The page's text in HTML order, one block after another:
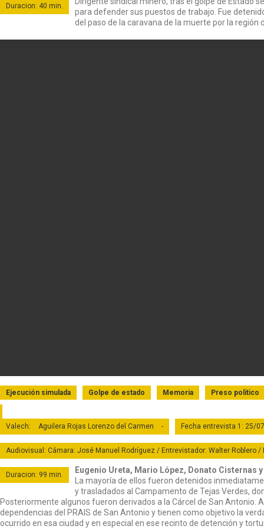
Duracion: 40 min.
para defender sus puestos de trabajo. Fue
del paso de la caravana de la muerte por la región
Ejecución simulada Golpe de estado Memoria Preso político
Valech: Aguilera Rojas Lorenzo del Carmen - Fecha entrevista 1: 25/
Audiovisual: Cámara: José Manuel Rodríguez / Entrevistador: Walter
Duracion: 99 min.
Eugenio Ureta, Mario López, Donato Cisternas
La mayoría de ellos fueron detenidos
y trasladados al Campamento de Tejas Verdes,
Posteriormente algunos fueron derivados a la Cárcel de San Antonio.
dependencias del PRAIS de San Antonio y tienen como objetivo la
ocurrido en esa ciudad y en especial en ese recinto de detención y